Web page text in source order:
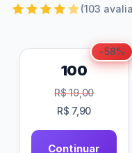
(103
-58%
100
R$19,00
R$ 7,90
Continuar